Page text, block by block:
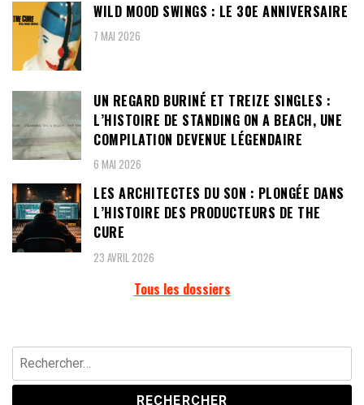
WILD MOOD SWINGS : LE 30E ANNIVERSAIRE
7 MAI 2026
UN REGARD BURINÉ ET TREIZE SINGLES :
L’HISTOIRE DE STANDING ON A BEACH, UNE
COMPILATION DEVENUE LÉGENDAIRE
6 MAI 2026
LES ARCHITECTES DU SON : PLONGÉE DANS
L’HISTOIRE DES PRODUCTEURS DE THE
CURE
23 AVRIL 2026
Tous les dossiers
Rechercher :